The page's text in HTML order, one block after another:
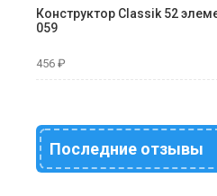
Конструктор Classik 52
059
456 ₽
Последние отзывы